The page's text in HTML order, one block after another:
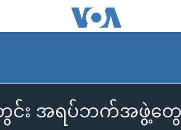
င်း အရပ်ဘက်အဖွဲ့တွေနဲ့